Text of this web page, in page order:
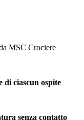
MSC Crociere
di ciascun ospite
senza contatto